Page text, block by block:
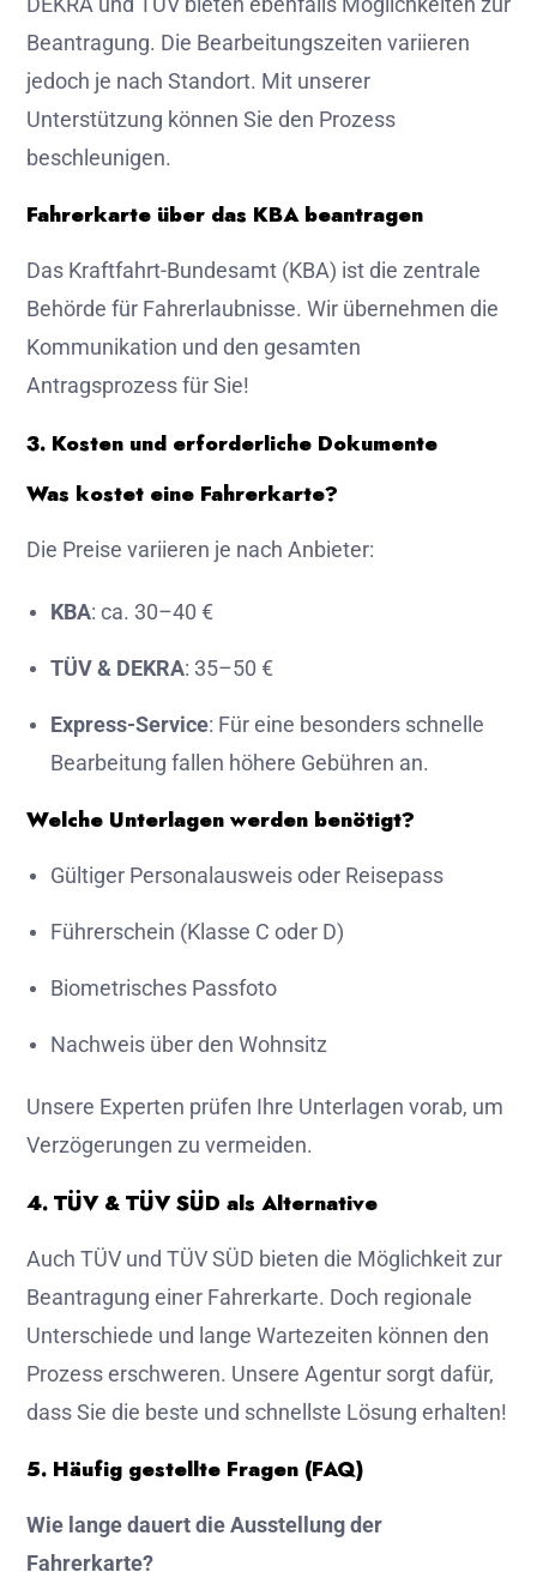
Beantragung. Die Bearbeitungszeiten variieren
jedoch je nach Standort. Mit unserer
Unterstützung können Sie den Prozess
beschleunigen.
Fahrerkarte über das KBA beantragen
Das Kraftfahrt-Bundesamt (KBA) ist die zentrale
Behörde für Fahrerlaubnisse. Wir übernehmen die
Kommunikation und den gesamten
Antragsprozess für Sie!
3. Kosten und erforderliche Dokumente
Was kostet eine Fahrerkarte?
Die Preise variieren je nach Anbieter:
KBA: ca. 30–40 €
TÜV & DEKRA: 35–50 €
Express-Service: Für eine besonders schnelle
Bearbeitung fallen höhere Gebühren an.
Welche Unterlagen werden benötigt?
Gültiger Personalausweis oder Reisepass
Führerschein (Klasse C oder D)
Biometrisches Passfoto
Nachweis über den Wohnsitz
Unsere Experten prüfen Ihre Unterlagen vorab, um
Verzögerungen zu vermeiden.
4. TÜV & TÜV SÜD als Alternative
Auch TÜV und TÜV SÜD bieten die Möglichkeit zur
Beantragung einer Fahrerkarte. Doch regionale
Unterschiede und lange Wartezeiten können den
Prozess erschweren. Unsere Agentur sorgt dafür,
dass Sie die beste und schnellste Lösung erhalten!
5. Häufig gestellte Fragen (FAQ)
Wie lange dauert die Ausstellung der
Fahrerkarte?